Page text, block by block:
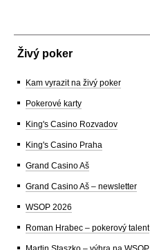
Živý poker
Kam vyrazit na živý poker
Pokerové karty
King's Casino Rozvadov
King's Casino Praha
Grand Casino Aš
Grand Casino Aš – newsletter
WSOP 2026
Roman Hrabec – pokerový talent